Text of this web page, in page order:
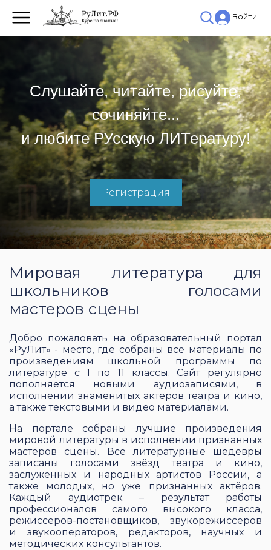
Войти
Слушайте, читайте, рисуйте,
сочиняйте...
и любите РУсскую ЛИТературу!
Регистрация
Мировая литература для
школьников голосами
мастеров сцены
Добро пожаловать на образовательный портал
«РуЛит» - место, где собраны все материалы по
произведениям школьной программы по
литературе с 1 по 11 классы. Сайт регулярно
пополняется новыми аудиозаписями, в
исполнении знаменитых актеров театра и кино,
а также текстовыми и видео материалами.
На портале собраны лучшие произведения
мировой литературы в исполнении признанных
мастеров сцены. Все литературные шедевры
записаны голосами звёзд театра и кино,
заслуженных и народных артистов России, а
также молодых, но уже признанных актёров.
Каждый аудиотрек – результат работы
профессионалов самого высокого класса,
режиссеров-постановщиков, звукорежиссеров
и звукооператоров, редакторов, научных и
методических консультантов.